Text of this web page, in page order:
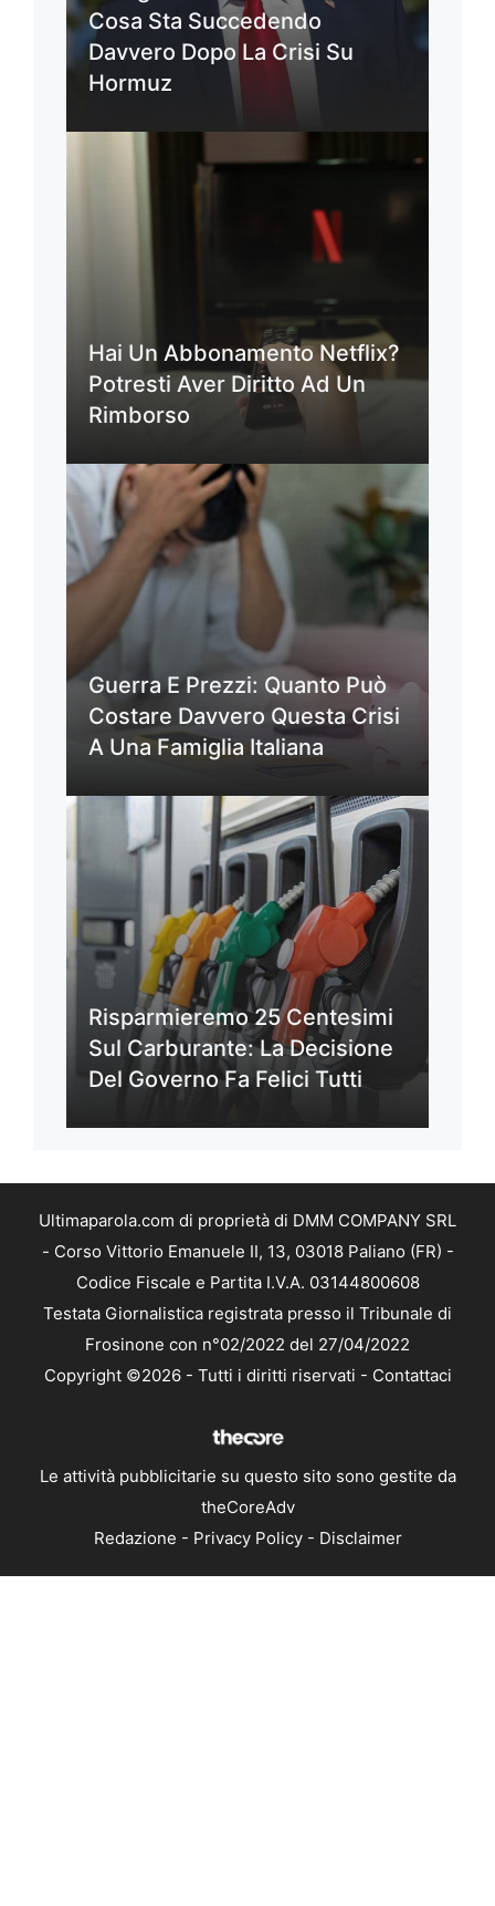
Cosa Sta Succedendo
Davvero Dopo La Crisi Su
Hormuz
Hai Un Abbonamento Netflix?
Potresti Aver Diritto Ad Un
Rimborso
Guerra E Prezzi: Quanto Può
Costare Davvero Questa Crisi
A Una Famiglia Italiana
Risparmieremo 25 Centesimi
Sul Carburante: La Decisione
Del Governo Fa Felici Tutti
Ultimaparola.com di proprietà di DMM COMPANY SRL
- Corso Vittorio Emanuele II, 13, 03018 Paliano (FR) -
Codice Fiscale e Partita I.V.A. 03144800608
Testata Giornalistica registrata presso il Tribunale di
Frosinone con n°02/2022 del 27/04/2022
Copyright ©2026 - Tutti i diritti riservati - Contattaci
Le attività pubblicitarie su questo sito sono gestite da
theCoreAdv
Redazione - Privacy Policy- Disclaimer